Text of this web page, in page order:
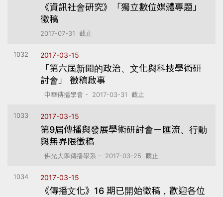
《資訊社會研究》「獨立數位媒體專題」
徵稿
2017-07-31 截止
1032 2017-03-15
「第六屆新聞的政治、文化與科技學術研
討會」 徵稿啟事
中華傳播學會 - 2017-03-31 截止
1033 2017-03-15
第9屆傳播與發展學術研討會－匯流、行動
與無界限徵稿
佛光大學傳播學系 - 2017-03-25 截止
1034 2017-03-15
《傳播文化》16 期已開始徵稿，歡迎各位